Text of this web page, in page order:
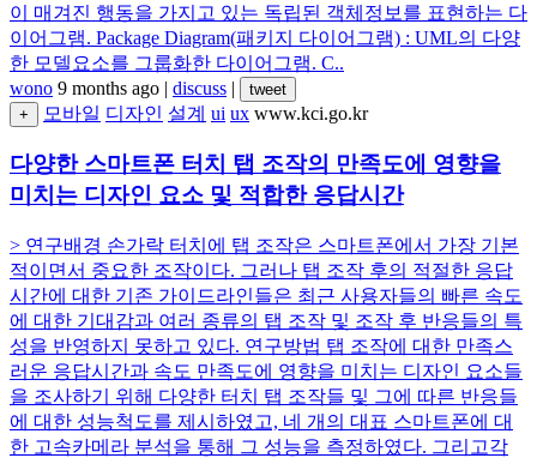
이 매겨진 행동을 가지고 있는 독립된 객체정보를 표현하는 다
이어그램. Package Diagram(패키지 다이어그램) : UML의 다양
한 모델요소를 그룹화한 다이어그램. C..
wono 9 months ago | discuss |
tweet
+
모바일 디자인 설계 ui ux www.kci.go.kr
다양한 스마트폰 터치 탭 조작의 만족도에 영향을
미치는 디자인 요소 및 적합한 응답시간
> 연구배경 손가락 터치에 탭 조작은 스마트폰에서 가장 기본
적이면서 중요한 조작이다. 그러나 탭 조작 후의 적절한 응답
시간에 대한 기존 가이드라인들은 최근 사용자들의 빠른 속도
에 대한 기대감과 여러 종류의 탭 조작 및 조작 후 반응들의 특
성을 반영하지 못하고 있다. 연구방법 탭 조작에 대한 만족스
러운 응답시간과 속도 만족도에 영향을 미치는 디자인 요소들
을 조사하기 위해 다양한 터치 탭 조작들 및 그에 따른 반응들
에 대한 성능척도를 제시하였고, 네 개의 대표 스마트폰에 대
한 고속카메라 분석을 통해 그 성능을 측정하였다. 그리고각